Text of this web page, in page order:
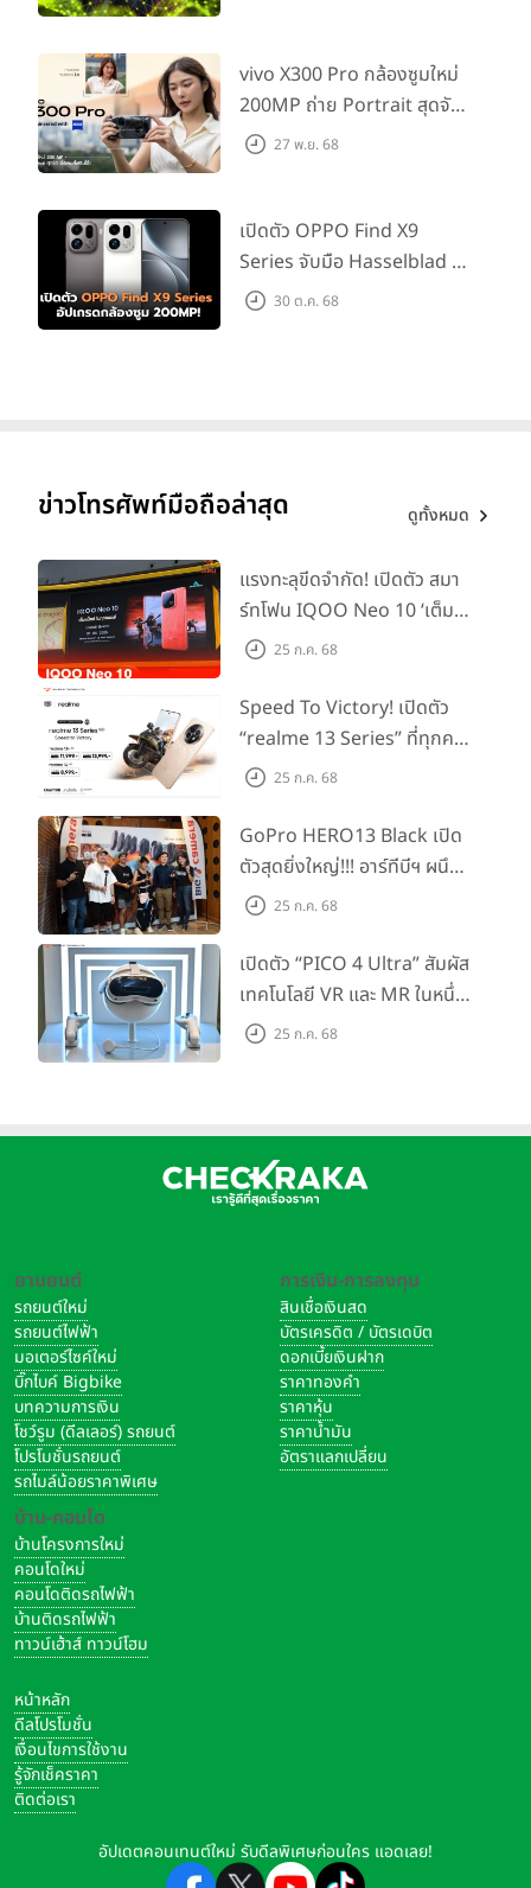
ตัวเครื่องของvivo Y02มาในดีไซน์แบบ 2.5D Unibody สามารถ
ถือได้กระชับฝ่ามือ โดยมาพร้อมตัวเลือก 2 สีสวยงาม คือ
Greyที่ได้รับแรงบันดาลใจจากความเงียบสงัดของจักรวาลอันกว้างใหญ่
ให้ภาพลักษณ์ของความสงบและสง่างาม และอีกหนึ่งสี ซึ่งเป็นสีที่เราได้
รับมารีวิวให้ชมกันในวันนี้สีฟ้า Orchid Blue
บันดาลใจในการออกแบบมาจากทุ่งกล้วยไม้อันกว้างใหญ่ในภูเขาหิมะ ที่ถูก
ดูสดชื่นและแตกต่าง
สัมผัสของฝาหลังตัวเครื่องเรียบเนียน มีความแวววาว สีสันสดใส เล่นกับ
แสงที่ตกกระทบอย่างสวยงาม แต่ไม่ทิ้งคราบมันหรือคราบรอยนิ้วมือให้
รำคาญใจมากมาย มีแค่นิด ๆ หน่อย ๆ เท่านั้น ทำให้เราไม่ต้องคอยเช็ด
ออกทุกครั้งที่หยิบมือถือขึ้นมาเล่นค่ะ แถมยังทนทานต่อรอยขีดข่วนได้ดี
ด้านหลังมีโลโก้ vivo สีฟ้าอ่อนอยู่ที่ด้านล่างซ้ายของตัวเครื่อง พร้อมด้วย
ดีไซน์โมดูลกล้องเดี่ยวขนาดใหญ่ที่ไม่เหมือนใคร โดยออกแบบเป็นตัวฐาน
เป็นรูปทรงสี่เหลี่ยมผืนผ้า วางทับด้วยวงกลมวงใหญ่อยู่ด้านใน ในส่วน
ของตัวกล้อง ใช้เป็นเลนส์ความละเอียด 8 ล้านพิกเซล (f/2.0) พร้อมไฟ
แฟลช LED
หน้าจอ Halo FullView Display ชนิดจอ IPS LCD ขนาด 6.51 นิ้ว
vivo X300 Pro กล้องซูมใหม่
200MP ถ่าย Portrait สุดจัด
ต่อเลนส์เสริมได้!
27 พ.ย. 68
เปิดตัว OPPO Find X9
Series จับมือ Hasselblad อัป
เกรดกล้องซูม 200MP!
30 ต.ค. 68
ข่าวโทรศัพท์มือถือล่าสุด ดูทั้งหมด
แรงทะลุขีดจำกัด! เปิดตัว สมา
ร์ทโฟน IQOO Neo 10 ‘เต็ม
แม็กซ์ในทุกแมตช์’ ในราคาเริ่ม
25 ก.ค. 68
Speed To Victory! เปิดตัว
“realme 13 Series” ที่ทุกคน
รอคอย อัพเกรดชิปเซ็ตตัวแรง
Dominator แห่งปี! ในราคา
เริ่มต้นเพียง 8,999 บาท
25 ก.ค. 68
GoPro HERO13 Black เปิด
ตัวสุดยิ่งใหญ่!!! อาร์ทีบีฯ ผนึก
กำลัง Big Camera และ
สร้างสรรค์ ‘GoPro...Go Pro
Creators’
25 ก.ค. 68
เปิดตัว “PICO 4 Ultra” สัมผัส
เทคโนโลยี VR และ MR ในหนึ่ง
เดียว ยกระดับการทำงานและ25 ก.ค. 68
ยานยนต์
รถยนต์ใหม่
รถยนต์ไฟฟ้า
มอเตอร์ไซค์ใหม่
บิ๊กไบค์ Bigbike
บทความการเงิน
โชว์รูม (ดีลเลอร์) รถยนต์
โปรโมชั่นรถยนต์
รถไมล์น้อยราคาพิเศษ
บ้าน-คอนโด
บ้านโครงการใหม่
คอนโดใหม่
คอนโดติดรถไฟฟ้า
บ้านติดรถไฟฟ้า
ทาวน์เฮ้าส์ ทาวน์โฮม
การเงิน-การลงทุน
สินเชื่อเงินสด
บัตรเครดิต / บัตรเดบิต
ดอกเบี้ยเงินฝาก
ราคาทองคำ
ราคาหุ้น
ราคาน้ำมัน
อัตราแลกเปลี่ยน
หน้าหลัก
ดีลโปรโมชั่น
เงื่อนไขการใช้งาน
รู้จักเช็คราคา
ติดต่อเรา
อัปเดตคอนเทนต์ใหม่ รับดีลพิเศษก่อนใคร แอดเลย!